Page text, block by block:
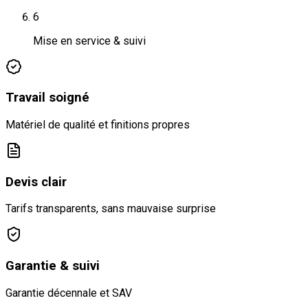
6
Mise en service & suivi
Travail soigné
Matériel de qualité et finitions propres
Devis clair
Tarifs transparents, sans mauvaise surprise
Garantie & suivi
Garantie décennale et SAV